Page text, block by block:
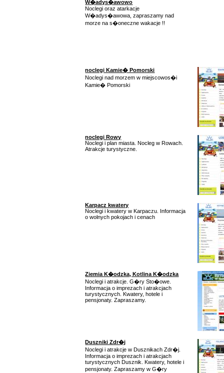
W�adys�awowo
Noclegi oraz atarkacje
W�adys�awowa, zapraszamy nad
morze na s�oneczne wakacje !!
noclegi Kamie� Pomorski
Noclegi nad morzem w miejscowos�i
Kamie� Pomorski
noclegi Rowy
Noclegi i plan miasta. Nocleg w Rowach.
Atrakcje turystyczne.
Karpacz kwatery
Noclegi i kwatery w Karpaczu. Informacja
o wolnych pokojach i cenach
Ziemia K�odzka, Kotlina K�odzka
Noclegi i atrakcje. G�ry Sto�owe.
Informacja o imprezach i atrakcjach
turystycznych. Kwatery, hotele i
pensjonaty. Zapraszamy.
Duszniki Zdr�j
Noclegi i atrakcje w Dusznikach Zdr�j.
Informacja o imprezach i atrakcjach
turystycznych Dusznik. Kwatery, hotele i
pensjonaty. Zapraszamy w G�ry